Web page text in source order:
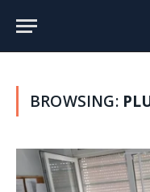
BROWSING: